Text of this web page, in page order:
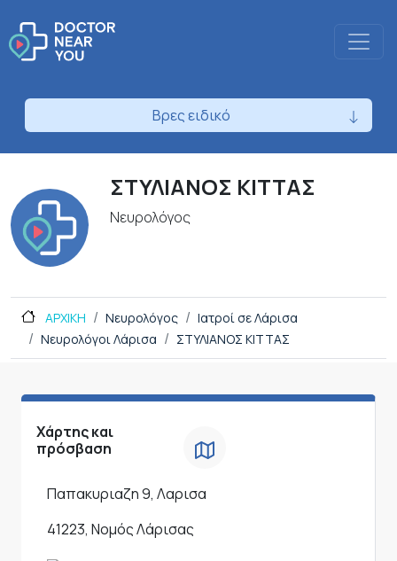
Βρες ειδικό
ΣΤΥΛΙΑΝΟΣ ΚΙΤΤΑΣ
Νευρολόγος
ΑΡΧΙΚΗ Νευρολόγος
Ιατροί σε Λάρισα
Νευρολόγοι Λάρισα
ΣΤΥΛΙΑΝΟΣ ΚΙΤΤΑΣ
Χάρτης και
πρόσβαση
Παπακυριαζη 9, Λαρισα
41223, Νομός Λάρισας